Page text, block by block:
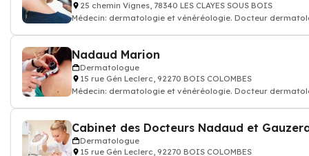
25 chemin Vignes, 78340 LES CLAYES SOUS BOIS
Médecin: dermatologie et vénéréologie. Docteur
Nadaud Marion
Dermatologue
15 rue Gén Leclerc, 92270 BOIS COLOMBES
Médecin: dermatologie et vénéréologie. Docteur
Cabinet des Docteurs Nadaud et
Dermatologue
15 rue Gén Leclerc, 92270 BOIS COLOMBES